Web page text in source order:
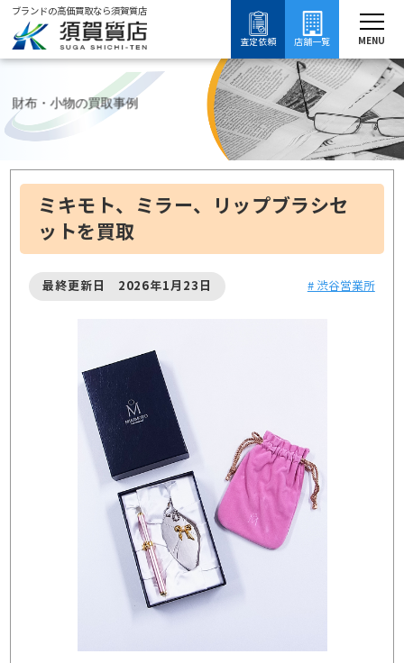
ブランドの高価買取なら須賀質店
査定依頼
店舗一覧 MENU
ブランド買取 財布・小物の買取 財布・小物の買取事例
財布・小物の買取事例
ミキモト、ミラー、リップブラシセ
ットを買取
最終更新日 2026年1月23日 # 渋谷営業所